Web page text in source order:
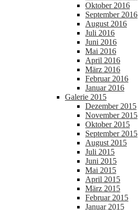
Oktober 2016
September 2016
August 2016
Juli 2016
Juni 2016
Mai 2016
April 2016
März 2016
Februar 2016
Januar 2016
Galerie 2015
Dezember 2015
November 2015
Oktober 2015
September 2015
August 2015
Juli 2015
Juni 2015
Mai 2015
April 2015
März 2015
Februar 2015
Januar 2015